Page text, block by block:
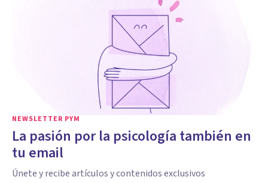
NEWSLETTER PYM
La pasión por la psicología también en
tu email
Únete y recibe artículos y contenidos exclusivos